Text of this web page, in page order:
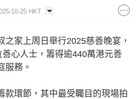
10-25 HKT
家上周日舉行2025慈善晚宴，
心人士，籌得逾440萬港元善
服務。
環節，其中最受矚目的現場拍